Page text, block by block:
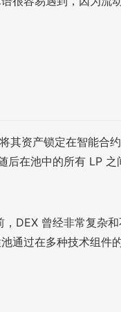
其资产锁定在智能合
在池中的所有 LP 之
DEX 曾经非常复杂
通过在多种技术组件